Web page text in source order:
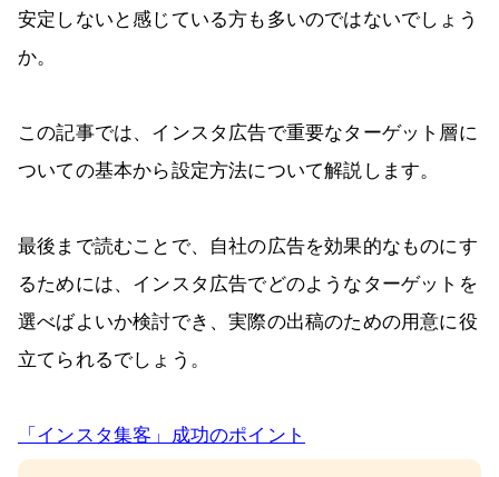
安定しないと感じている方も多いのではないでしょう
か。
この記事では、インスタ広告で重要なターゲット層に
ついての基本から設定方法について解説します。
最後まで読むことで、自社の広告を効果的なものにす
るためには、インスタ広告でどのようなターゲットを
選べばよいか検討でき、実際の出稿のための用意に役
立てられるでしょう。
「インスタ集客」成功のポイント